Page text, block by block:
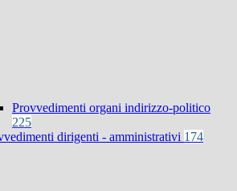
Provvedimenti organi indirizzo-politico
225
dirigenti - amministrativi 174